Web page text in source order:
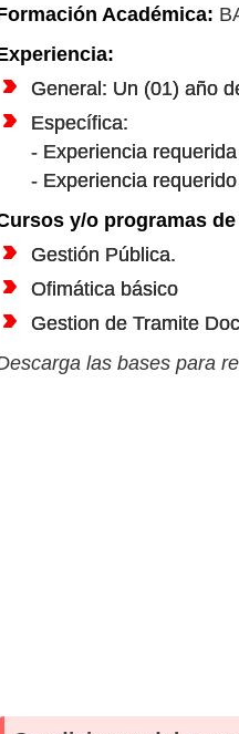
Académica:
General: Un (01) año
Específica:
- Experiencia
- Experiencia
y/o programas
Gestión Pública.
Ofimática básico
Gestion de Tramite
las bases para